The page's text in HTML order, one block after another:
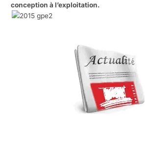
conception à l’exploitation.